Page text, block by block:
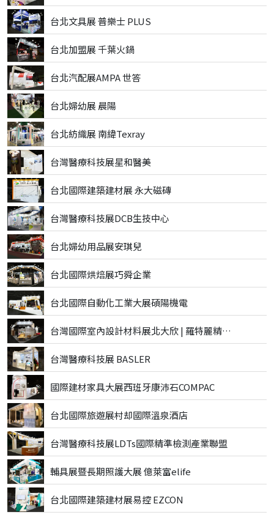
台北文具展 普樂士 PLUS
台北加盟展 千葉火鍋
台北汽配展AMPA 世答
台北婦幼展 晨陽
台北紡織展 南緯Texray
台灣醫療科技展星和醫美
台北國際建築建材展 永大磁磚
台灣醫療科技展DCB生技中心
台北婦幼用品展安琪兒
台北國際烘焙展巧舜企業
台北國際自動化工業大展碩陽機電
台灣國際室內設計材料展北大欣 | 羅特麗精品磁磚
台灣醫療科技展 BASLER
國際建材家具大展西班牙康沛石COMPAC
台北國際旅遊展村却國際溫泉酒店
台灣醫療科技展LDTs國際精準檢測產業聯盟
輔具展暨長期照護大展 億萊富elife
台北國際建築建材展易控 EZCON